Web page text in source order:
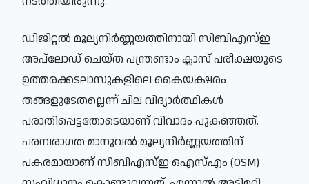
ഡിജിറ്റൽ മൂല്യനിർണ്ണയത്തിനായി സിബിഎസ്ഇ
അപ്‌ലോഡ് ചെയ്ത പന്ത്രണ്ടാം ക്ലാസ് പരീക്ഷയുടെ
ഉത്തരക്കടലാസുകളിലെ കൈയക്ഷരം
തങ്ങളുടേതല്ലെന്ന് ചില വിദ്യാർത്ഥികൾ
പരാതിപ്പെട്ടതോടെയാണ് വിവാദം പുകഞ്ഞത്.
പരമ്പരാഗത മാനുവൽ മൂല്യനിർണ്ണയത്തിന്
പകരമായാണ് സിബിഎസ്ഇ ഒഎസ്എം (OSM)